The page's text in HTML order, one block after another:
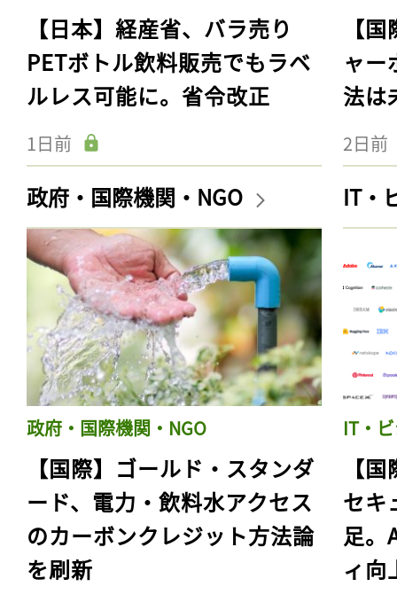
【日本】経産省、バラ売り
PETボトル飲料販売でもラベ
ルレス可能に。省令改正
1日前
【
ャー
法は
2日前
政府・国際機関・NGO
政府・国際機関・NGO
【国際】ゴールド・スタンダ
ード、電力・飲料水アクセス
のカーボンクレジット方法論
を刷新
IT・
IT・
【
セキ
足。
ィ向